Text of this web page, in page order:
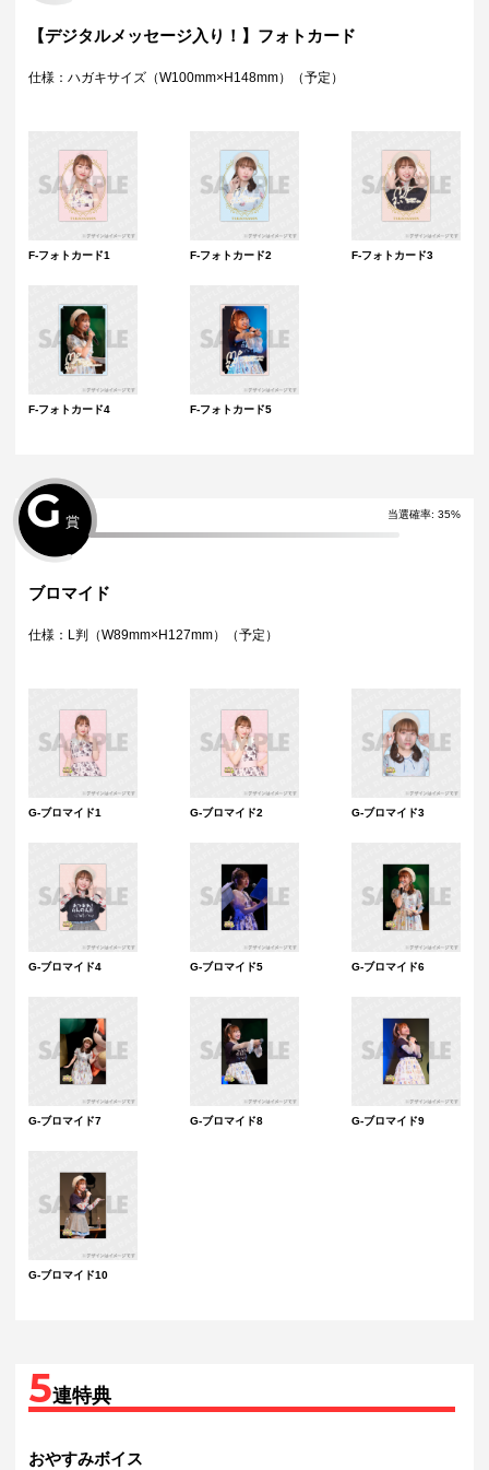
【デジタルメッセージ入り！】フォトカード
仕様：ハガキサイズ（W100mm×H148mm）（予定）
F-フォトカード1 F-フォトカード2 F-フォトカード3
F-フォトカード4 F-フォトカード5
当選確率: 35%
G 賞
ブロマイド
仕様：L判（W89mm×H127mm）（予定）
G-ブロマイド1 G-ブロマイド2 G-ブロマイド3
G-ブロマイド4 G-ブロマイド5 G-ブロマイド6
G-ブロマイド7 G-ブロマイド8 G-ブロマイド9
G-ブロマイド10
5連特典
おやすみボイス